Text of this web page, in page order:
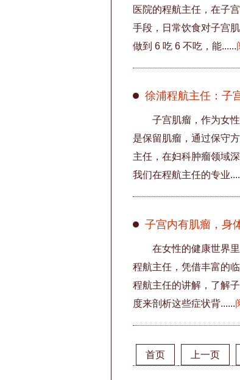
医院的程航主任，在子
手段，日常饮食对子宫
做到 6 吃 6 不吃，能......
徐浦程航主任：子
子宫肌瘤，作为女
是保留肌瘤，通过保守
主任，在妇科肿瘤领域
我们在程航主任的专业
子宫内有肌瘤，身
在女性的健康世界
程航主任，凭借丰富的
程航主任的讲解，了解
度来剖析这些症状背......
首页 上一页